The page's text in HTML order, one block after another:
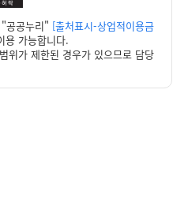
공공누리" [출처표시-상업적이용금
용 가능합니다.
위가 제한된 경우가 있으므로 담당